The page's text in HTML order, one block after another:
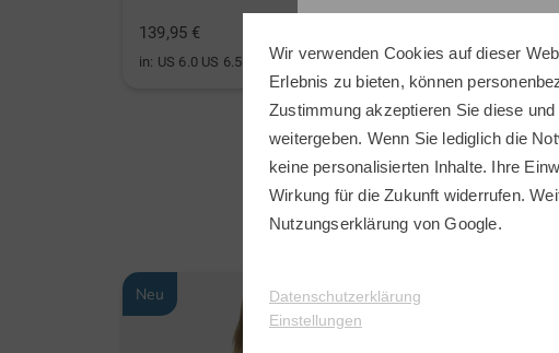
139,95 €
in: US 6.0 US 6.5 US 7.5 US 8.0 US 8.5 US 9.0 US 9.5 US 10.0 in: Einheitsgröße
Neu
Wir verwenden Cookies auf dieser
Erlebnis zu bieten, können
Zustimmung akzeptieren Sie diese
weitergeben. Wenn Sie lediglich die
keine personalisierten Inhalte. Ihre
Wirkung für die Zukunft widerrufen.
Nutzungserklärung von Google.
Datenschutzerklärung
Einstellungen